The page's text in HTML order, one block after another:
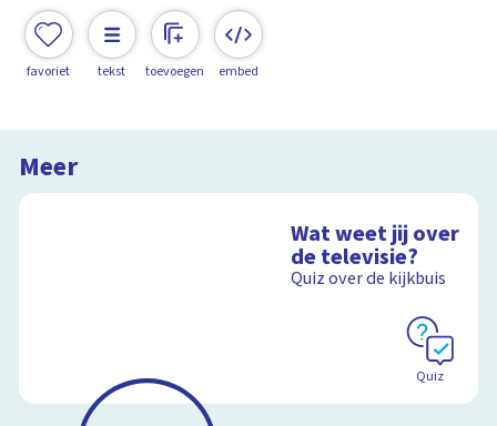
favoriet tekst toevoegen embed
Meer
Wat weet jij over
de televisie?
Quiz over de kijkbuis
Quiz